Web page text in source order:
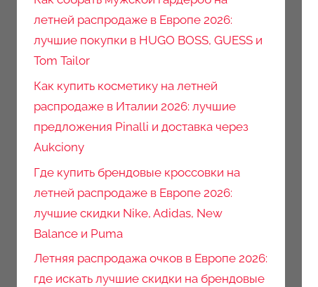
летней распродаже в Европе 2026:
лучшие покупки в HUGO BOSS, GUESS и
Tom Tailor
Как купить косметику на летней
распродаже в Италии 2026: лучшие
предложения Pinalli и доставка через
Aukciony
Где купить брендовые кроссовки на
летней распродаже в Европе 2026:
лучшие скидки Nike, Adidas, New
Balance и Puma
Летняя распродажа очков в Европе 2026:
где искать лучшие скидки на брендовые